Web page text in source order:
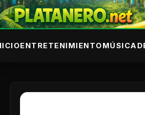
ENTRETENIMIENTOMÚSICA